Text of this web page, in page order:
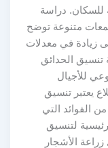
للسكان. دراسة
متنوعة توضح
زيادة في معدلات
تنسيق الحدائق
للأجيال
يعتبر تنسيق
الفوائد التي
لتنسيق
الأشجار